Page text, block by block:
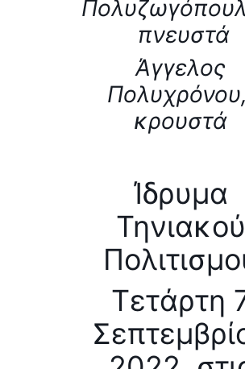
πνευστά
Άγγελος
Πολυχρόνου,
κρουστά
Ίδρυμα
Τηνιακού
Τετάρτη